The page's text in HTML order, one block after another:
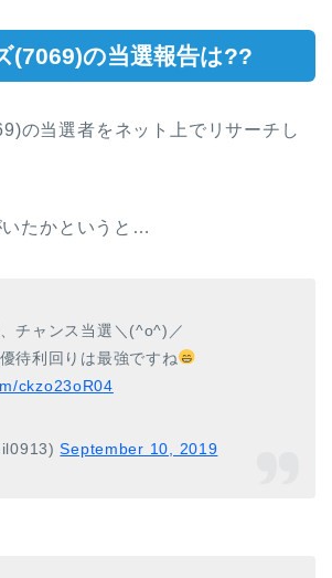
(7069)の当選報告は??
の当選者をネット上でリサーチし
たかというと…
チャンス当選＼(^o^)／
待利回りは最強ですね
ckzo23oR04
September 10, 2019